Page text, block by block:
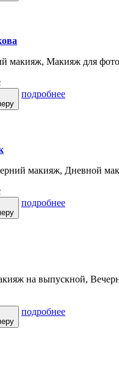
макияж, Макияж для
подробнее
макияж, Дневной
подробнее
на выпускной,
подробнее